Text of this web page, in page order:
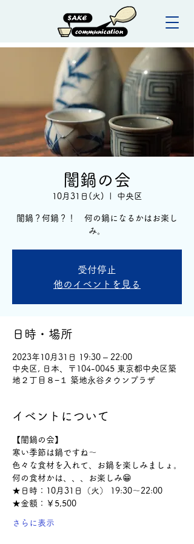
闇鍋の会
10月31日(火) 中央区
闇鍋？何鍋？！ 何の鍋になるかはお楽し
み。
受付停止
他のイベントを見る
日時・場所
2023年10月31日 19:30 – 22:00
中央区, 日本、〒104-0045 東京都中央区築
地２丁目８−１ 築地永谷タウンプラザ
イベントについて
【闇鍋の会】
寒い季節は鍋ですね〜
色々な食材を入れて、お鍋を楽しみましょ。
何の食材かは、、、お楽しみ😁
★日時：10月31日（火） 19:30～22:00
★金額：￥5,500
さらに表示